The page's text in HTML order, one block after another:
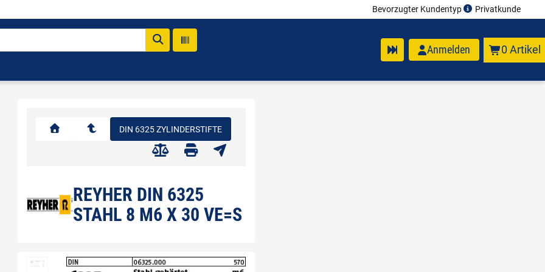
Bevorzugter Kundentyp Privatkunde
Anmelden 0 Artikel
DIN 6325 ZYLINDERSTIFTE
REYHER DIN 6325
STAHL 8 M6 X 30 VE=S